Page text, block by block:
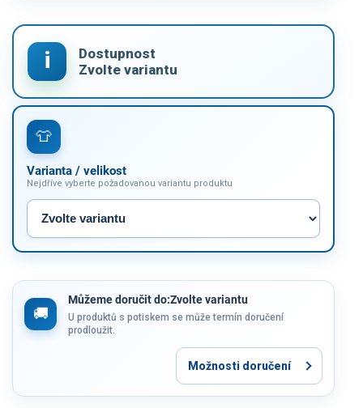
Varianta / velikost
Nejdříve vyberte požadovanou variantu produktu
Můžeme doručit do:Zvolte variantu
U produktů s potiskem se může termín doručení
prodloužit.
Možnosti doručení